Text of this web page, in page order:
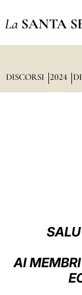
La SANTA
DISCORSI 2024
AI